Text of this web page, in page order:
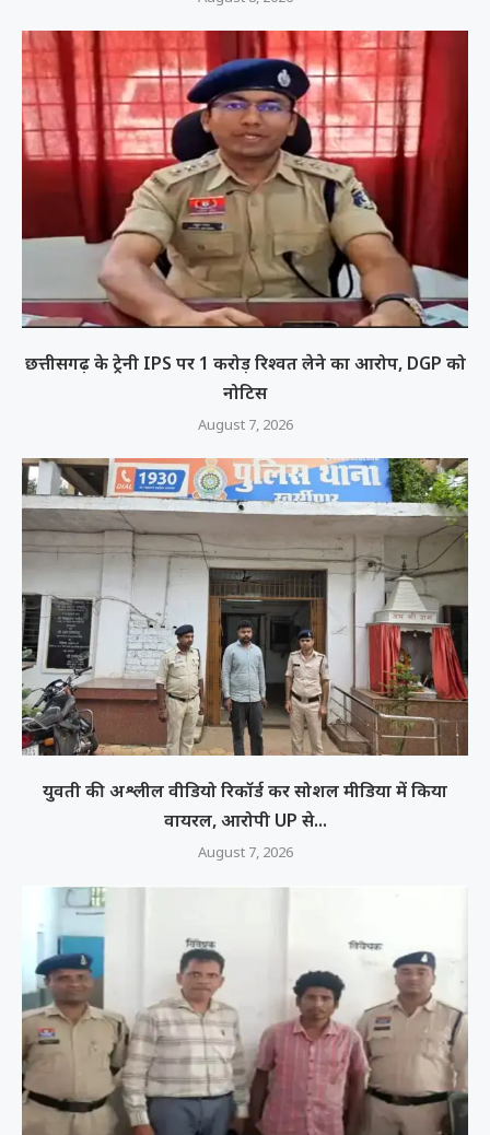
छत्तीसगढ़ के ट्रेनी IPS पर 1 करोड़ रिश्वत लेने का आरोप, DGP को
नोटिस
August 7, 2026
युवती की अश्लील वीडियो रिकॉर्ड कर सोशल मीडिया में किया
वायरल, आरोपी UP से...
August 7, 2026